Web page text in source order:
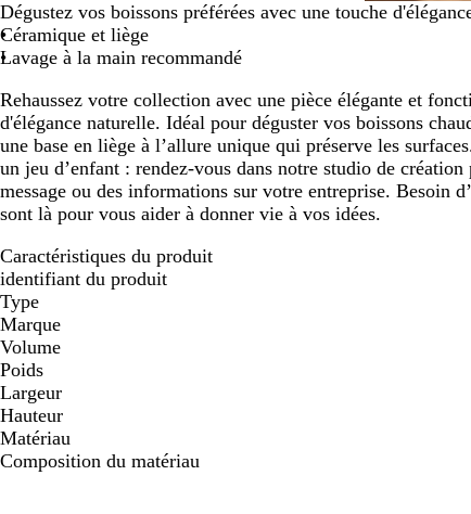
Dégustez vos boissons préférées avec une touche
Céramique et liège
Lavage à la main recommandé
Rehaussez votre collection avec une pièce élégante et
d'élégance naturelle. Idéal pour déguster vos boissons
une base en liège à l’allure unique qui préserve les
un jeu d’enfant : rendez-vous dans notre studio de
message ou des informations sur votre entreprise. Besoin
sont là pour vous aider à donner vie à vos idées.
Caractéristiques du produit
identifiant du produit
Type
Marque
Volume
Poids
Largeur
Hauteur
Matériau
Composition du matériau